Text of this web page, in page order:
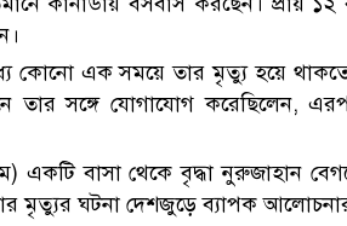
কোনো এক সময়ে তার মৃত্যু হয়ে থাকতে
তার সঙ্গে যোগাযোগ করেছিলেন,
বাসা থেকে বৃদ্ধা নুরুজাহান
মৃত্যুর ঘটনা দেশজুড়ে ব্যাপক